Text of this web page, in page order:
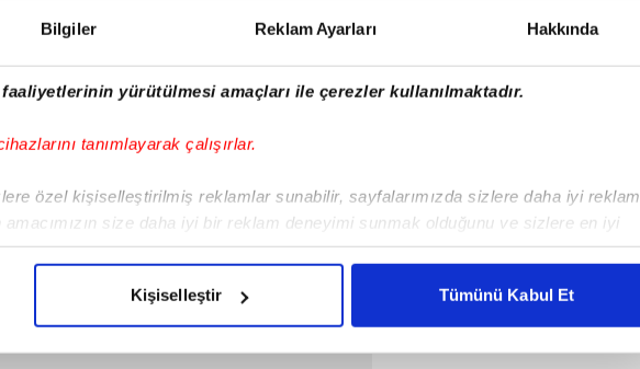
Bilgiler Reklam Ayarları Hakkında
yürütülmesi amaçları ile çerezler kullanılmaktadır.
tanımlayarak çalışırlar.
özel kişiselleştirilmiş reklamlar sunabilir, sayfalarımızda sizlere daha iyi reklam
size daha iyi bir reklam deneyimi sunmak olduğunu ve sizlere en iyi
çabayı gösterdiğimizi ve bu noktada, reklamların maliyetlerimizi karşılamak
izin vermedikleri takdirde, kullanıcılara hedefli reklamlar gösterilmeyecektir."
Kişiselleştir Tümünü Kabul Et
1 beraberlik, 1 galibiyetle 4 puan